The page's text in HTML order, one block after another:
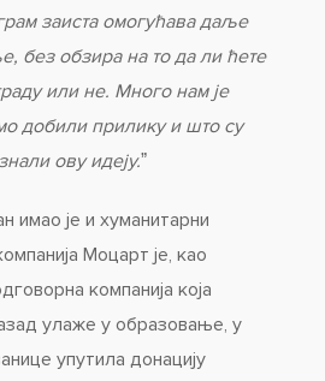
заиста омогућава даље
без обзира на то да ли ћете
или не. Много нам је
добили прилику и што су
ову идеју.ˮ
имао је и хуманитарни
Моцарт је, као
компанија која
улаже у образовање, у
упутила донацију